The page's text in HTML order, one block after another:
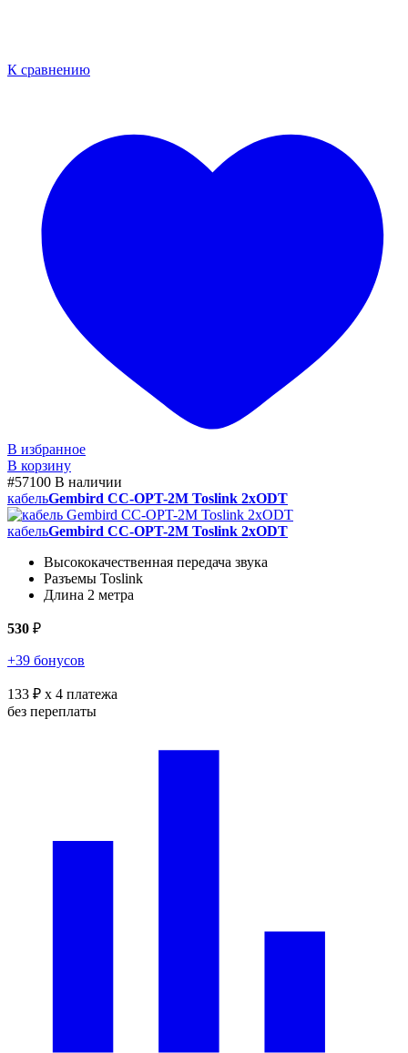
К сравнению
В избранное
В корзину
#57100 В наличии
кабельGembird CC-OPT-2M Toslink 2xODT
кабельGembird CC-OPT-2M Toslink 2xODT
Высококачественная передача звука
Разъемы Toslink
Длина 2 метра
530 ₽
+39 бонусов
133 ₽ x 4 платежа
без переплаты